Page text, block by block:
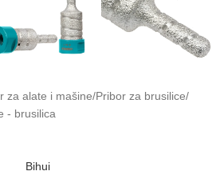
za alate i mašine/Pribor za brusilice/
- brusilica
Bihui